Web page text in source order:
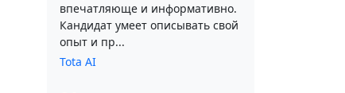
впечатляюще и информативно.
Кандидат умеет описывать свой
опыт и пр...
Tota AI